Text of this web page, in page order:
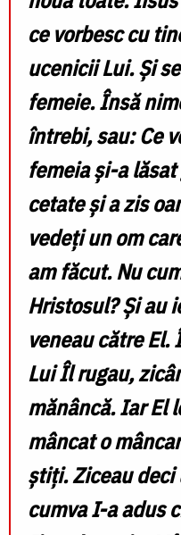
ce vorbesc cu
ucenicii Lui. Şi
femeie. Însă
întrebi, sau: Ce
femeia şi-a
cetate şi a zis
vedeţi un om
am făcut. Nu
Hristosul? Şi au
veneau către
Lui Îl rugau,
mănâncă. Iar El
mâncat o
ştiţi. Ziceau
cumva I-a adus